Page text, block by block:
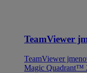
TeamViewer
TeamViewer
Magic Quadrant™